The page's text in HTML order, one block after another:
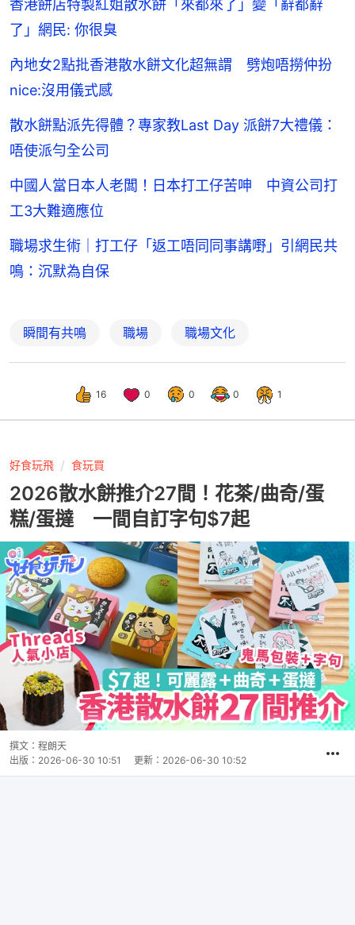
香港餅店特製紅姐散水餅「來都來了」變「辭都辭
了」網民: 你很臭
內地女2點批香港散水餅文化超無謂 劈炮唔撈仲扮
nice:沒用儀式感
散水餅點派先得體？專家教Last Day 派餅7大禮儀：
唔使派勻全公司
中國人當日本人老闆！日本打工仔苦呻 中資公司打
工3大難適應位
職場求生術｜打工仔「返工唔同同事講嘢」引網民共
鳴：沉默為自保
瞬間有共鳴 職場 職場文化
16 0 0 0 1
好食玩飛 食玩買
2026散水餅推介27間！花茶/曲奇/蛋
糕/蛋撻 一間自訂字句$7起
撰文： 程朗天
出版： 2026-06-30 10:51 更新： 2026-06-30 10:52